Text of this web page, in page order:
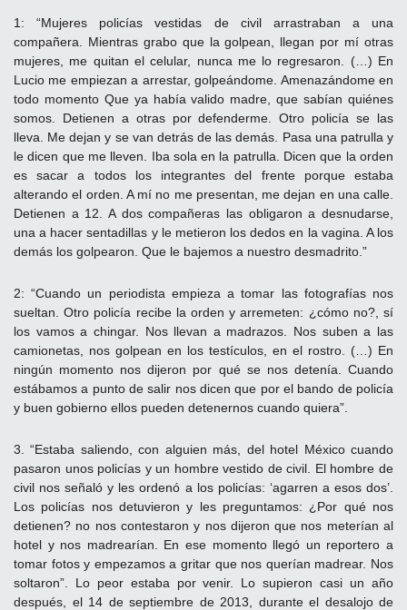
1: “Mujeres policías vestidas de civil arrastraban a una
compañera. Mientras grabo que la golpean, llegan por mí otras
mujeres, me quitan el celular, nunca me lo regresaron. (…) En
Lucio me empiezan a arrestar, golpeándome. Amenazándome en
todo momento Que ya había valido madre, que sabían quiénes
somos. Detienen a otras por defenderme. Otro policía se las
lleva. Me dejan y se van detrás de las demás. Pasa una patrulla y
le dicen que me lleven. Iba sola en la patrulla. Dicen que la orden
es sacar a todos los integrantes del frente porque estaba
alterando el orden. A mí no me presentan, me dejan en una calle.
Detienen a 12. A dos compañeras las obligaron a desnudarse,
una a hacer sentadillas y le metieron los dedos en la vagina. A los
demás los golpearon. Que le bajemos a nuestro desmadrito.”
2: “Cuando un periodista empieza a tomar las fotografías nos
sueltan. Otro policía recibe la orden y arremeten: ¿cómo no?, sí
los vamos a chingar. Nos llevan a madrazos. Nos suben a las
camionetas, nos golpean en los testículos, en el rostro. (…) En
ningún momento nos dijeron por qué se nos detenía. Cuando
estábamos a punto de salir nos dicen que por el bando de policía
y buen gobierno ellos pueden detenernos cuando quiera”.
3. “Estaba saliendo, con alguien más, del hotel México cuando
pasaron unos policías y un hombre vestido de civil. El hombre de
civil nos señaló y les ordenó a los policías: ‘agarren a esos dos’.
Los policías nos detuvieron y les preguntamos: ¿Por qué nos
detienen? no nos contestaron y nos dijeron que nos meterían al
hotel y nos madrearían. En ese momento llegó un reportero a
tomar fotos y empezamos a gritar que nos querían madrear. Nos
soltaron”. Lo peor estaba por venir. Lo supieron casi un año
después, el 14 de septiembre de 2013, durante el desalojo de